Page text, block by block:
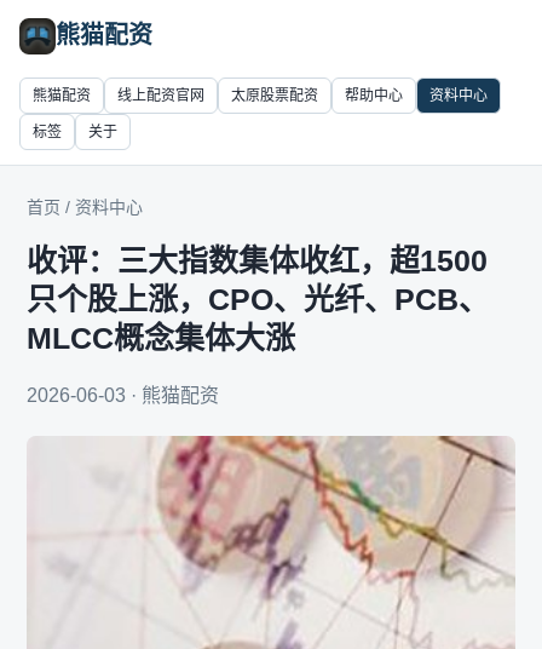
熊猫配资
熊猫配资 线上配资官网 太原股票配资 帮助中心 资料中心
标签 关于
首页 / 资料中心
收评：三大指数集体收红，超1500
只个股上涨，CPO、光纤、PCB、
MLCC概念集体大涨
2026-06-03 · 熊猫配资